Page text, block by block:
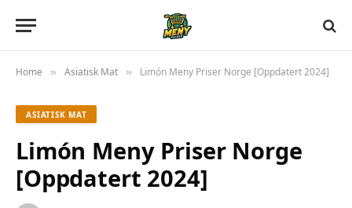
Home » Asiatisk Mat » Limón Meny Priser Norge [Oppdatert 2024]
ASIATISK MAT
Limón Meny Priser Norge
[Oppdatert 2024]